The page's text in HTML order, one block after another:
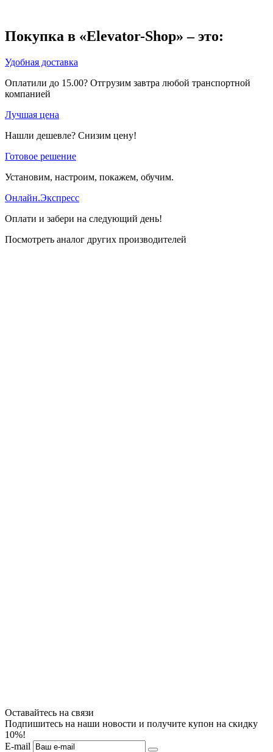
Покупка в «Elevator-Shop» – это:
Удобная доставка
Оплатили до 15.00? Отгрузим завтра любой транспортной
компанией
Лучшая цена
Нашли дешевле? Снизим цену!
Готовое решение
Установим, настроим, покажем, обучим.
Онлайн.Экспресс
Оплати и забери на следующий день!
Посмотреть аналог других производителей
Оставайтесь на связи
Подпишитесь на наши новости и получите купон на скидку
10%!
E-mail